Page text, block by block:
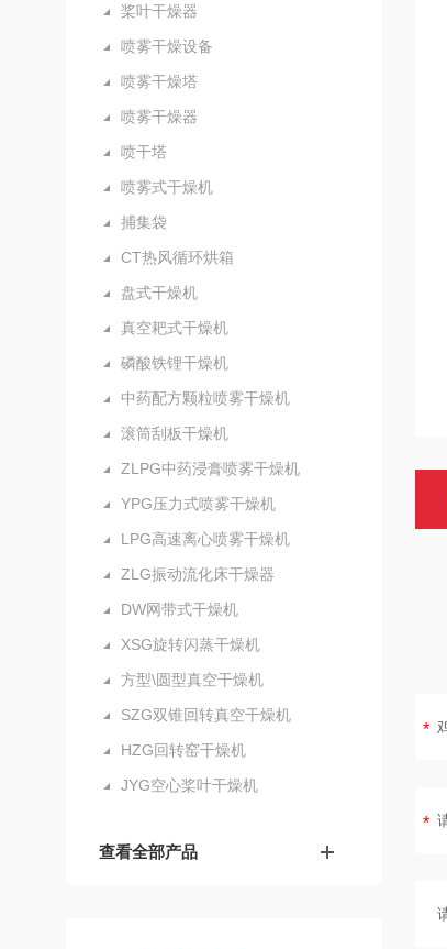
桨叶干燥器
喷雾干燥设备
喷雾干燥塔
喷雾干燥器
喷干塔
喷雾式干燥机
捕集袋
CT热风循环烘箱
盘式干燥机
真空耙式干燥机
磷酸铁锂干燥机
中药配方颗粒喷雾干燥机
滚筒刮板干燥机
ZLPG中药浸膏喷雾干燥机
YPG压力式喷雾干燥机
LPG高速离心喷雾干燥机
ZLG振动流化床干燥器
DW网带式干燥机
XSG旋转闪蒸干燥机
方型\圆型真空干燥机
SZG双锥回转真空干燥机
HZG回转窑干燥机
JYG空心桨叶干燥机
查看全部产品